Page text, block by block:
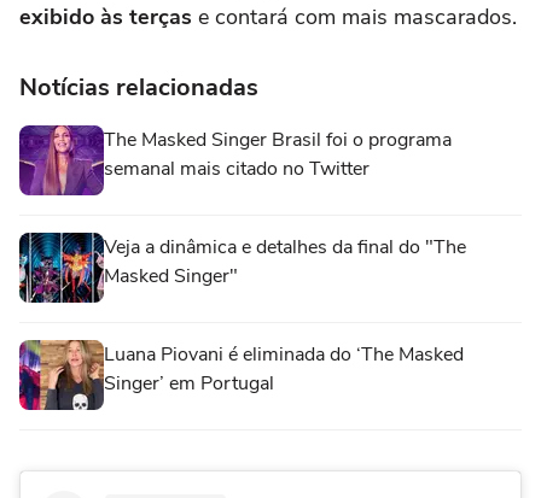
exibido às terças e contará com mais mascarados.
Notícias relacionadas
The Masked Singer Brasil foi o programa
semanal mais citado no Twitter
Veja a dinâmica e detalhes da final do "The
Masked Singer"
Luana Piovani é eliminada do ‘The Masked
Singer’ em Portugal